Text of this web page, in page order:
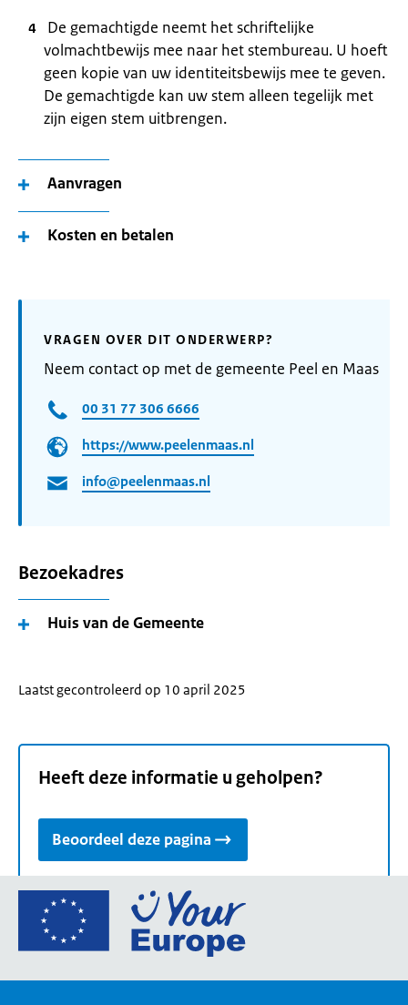
De gemachtigde neemt het schriftelijke
volmachtbewijs mee naar het stembureau. U hoeft
geen kopie van uw identiteitsbewijs mee te geven.
De gemachtigde kan uw stem alleen tegelijk met
zijn eigen stem uitbrengen.
Aanvragen
Kosten en betalen
VRAGEN OVER DIT ONDERWERP?
Neem contact op met de gemeente Peel en Maas
00 31 77 306 6666
https://www.peelenmaas.nl
info@peelenmaas.nl
Bezoekadres
Huis van de Gemeente
Laatst gecontroleerd op 10 april 2025
Heeft deze informatie u geholpen?
Beoordeel deze pagina
Ga
de